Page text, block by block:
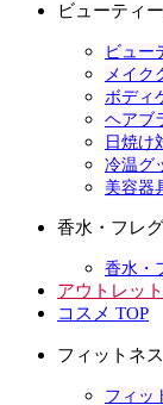
ビューティ
ビュー
メイク
ボディ
ヘアブ
日焼け
冷温グ
美容器
香水・フレ
香水・
アウトレット
コスメ TOP
フィットネ
フィッ